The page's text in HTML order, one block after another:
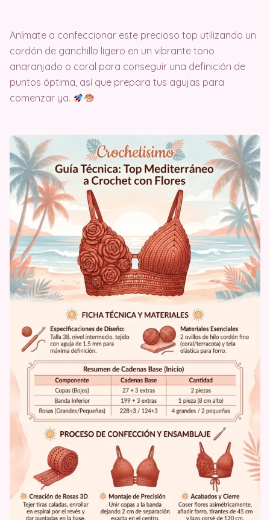
Anímate a confeccionar este precioso top utilizando un
cordón de ganchillo ligero en un vibrante tono
anaranjado o coral para conseguir una definición de
puntos óptima, así que prepara tus agujas para
comenzar ya.